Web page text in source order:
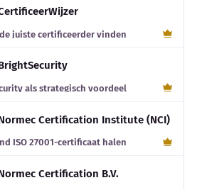
juiste certificeerder vinden
als strategisch voordeel
Certification Institute (NCI)
ISO 27001-certificaat halen
Certification B.V.